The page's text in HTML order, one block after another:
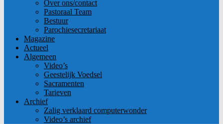
Over ons/contact
Pastoraal Team
Bestuur
Parochiesecretariaat
Magazine
Actueel
Algemeen
Video’s
Geestelijk Voedsel
Sacramenten
Tarieven
Archief
Zalig verklaard computerwonder
Video’s archief